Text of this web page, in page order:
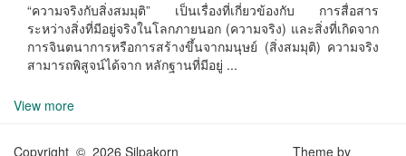
“ความจริงกับสิ่งสมมุติ” เป็นเรื่องที่เกี่ยวข้องกับ การสื่อสาร
ระหว่างสิ่งที่มีอยู่จริงในโลกภายนอก (ความจริง) และสิ่งที่เกิดจาก
การจินตนาการหรือการสร้างขึ้นจากมนุษย์ (สิ่งสมมุติ) ความจริง
สามารถพิสูจน์ได้จาก หลักฐานที่มีอยู่ ...
View more
Copyright © 2026 Silpakorn Theme by